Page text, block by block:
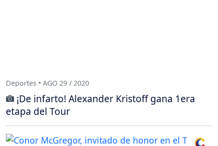
Deportes • AGO 29 / 2020
¡De infarto! Alexander Kristoff gana 1era
etapa del Tour